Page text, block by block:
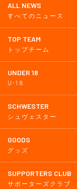
ALL NEWS
すべてのニュース
TOP TEAM
トップチーム
UNDER 18
U-18
SCHWESTER
シュヴェスター
GOODS
グッズ
SUPPORTERS CLUB
サポーターズクラブ